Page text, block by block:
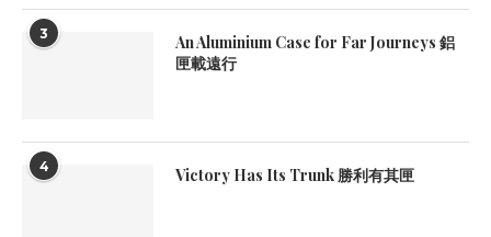
3
An Aluminium Case for Far Journeys 鋁
匣載遠行
4 Victory Has Its Trunk 勝利有其匣